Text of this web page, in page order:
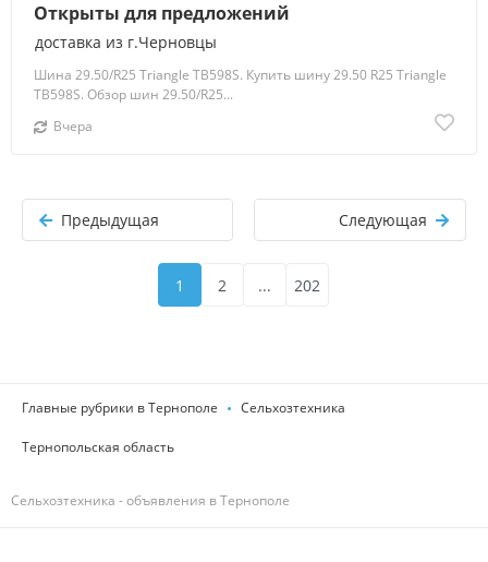
доставка из г.Черновцы
Открыты для предложений
Шина 29.50/R25 Triangle TB598S. Купить шину 29.50 R25 Triangle
TB598S. Обзор шин 29.50/R25...
Вчера
Предыдущая Следующая
1 2 ... 202
Главные рубрики в Тернополе Сельхозтехника
Тернопольская область
Сельхозтехника - объявления в Тернополе